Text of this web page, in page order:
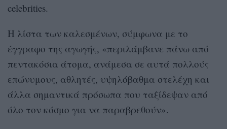
celebrities.
Η λίστα των καλεσμένων, σύμφωνα με το
έγγραφο της αγωγής, «περιλάμβανε πάνω από
πεντακόσια άτομα, ανάμεσα σε αυτά πολλούς
επώνυμους, αθλητές, υψηλόβαθμα στελέχη και
άλλα σημαντικά πρόσωπα που ταξίδεψαν από
όλο τον κόσμο για να παραβρεθούν».